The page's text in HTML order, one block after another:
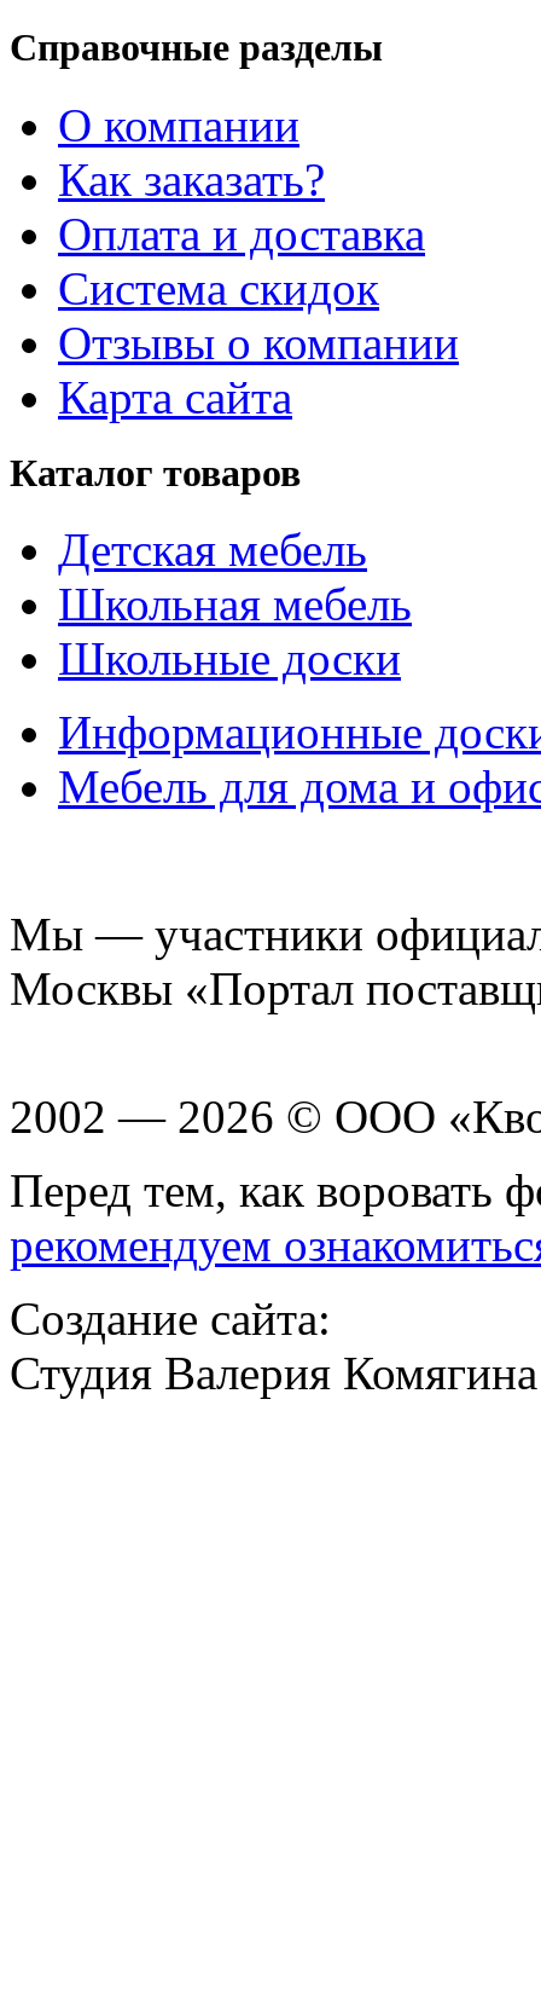
Справочные разделы
О компании
Как заказать?
Оплата и доставка
Система скидок
Отзывы о компании
Карта сайта
Каталог товаров
Детская мебель
Школьная мебель
Школьные доски
Информационные
Мебель для дома и
Мы — участники
Москвы «Портал
2002 — 2026 © ООО
Перед тем, как воровать
рекомендуем
Создание сайта:
Студия Валерия Комягина